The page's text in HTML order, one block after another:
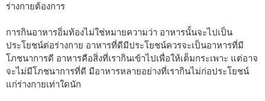
ร่างกายต้องการ
การกินอาหารอิ่มท้องไม่ใช่หมายความว่า อาหารนั้นจะไปเป็น
ประโยชน์ต่อร่างกาย อาหารที่ดีมีประโยชน์ควรจะเป็นอาหารที่มี
โภชนาการดี อาหารคือสิ่งที่เรากินเข้าไปเพื่อให้เต็มกระเพาะ แต่อาจ
จะไม่มีโภชนาการที่ดี มีอาหารหลายอย่างที่เรากินไม่ก่อประโยชน์
แก่ร่างกายเท่าใดนัก